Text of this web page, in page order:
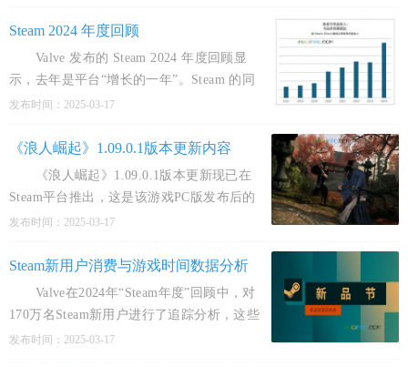
工作室开发，以
Steam 2024 年度回顾
Valve 发布的 Steam 2024 年度回顾显
示，去年是平台“增长的一年”。Steam 的同
时在线用户峰值几乎达到 2020 年 3 月的两
发布时间：2025-03-17
《浪人崛起》1.09.0.1版本更新内容
《浪人崛起》1.09.0.1版本更新现已在
Steam平台推出，这是该游戏PC版发布后的
首个重大更新，主要针对性能优化和BUG修
&zwnj;预设设
发布时间：2025-03-17
Steam新用户消费与游戏时间数据分析
Valve在2024年“Steam年度”回顾中，对
170万名Steam新用户进行了追踪分析，这些
用户均在2023年首次购买游戏，并且购买的
发布时间：2025-03-17